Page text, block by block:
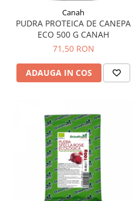
Canah
PUDRA PROTEICA DE CANEPA
ECO 500 G CANAH
71,50 RON
ADAUGA IN COS